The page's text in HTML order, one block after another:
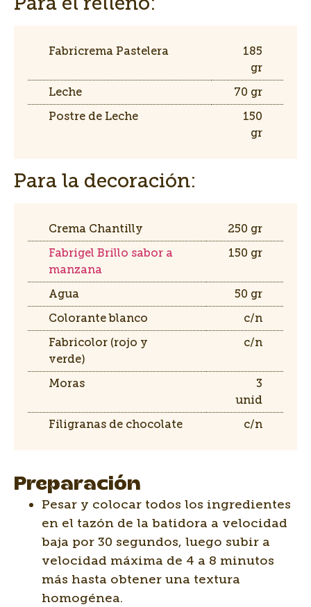
Fabricrema Pastelera
185
gr
Leche
70 gr
Postre de Leche
150
gr
Para la decoración:
Crema Chantilly
250 gr
Fabrigel Brillo sabor a
manzana
150 gr
Agua
50 gr
Colorante blanco
c/n
Fabricolor (rojo y
verde)
c/n
Moras
3
unid
Filigranas de chocolate
c/n
Preparación
Pesar y colocar todos los ingredientes
en el tazón de la batidora a velocidad
baja por 30 segundos, luego subir a
velocidad máxima de 4 a 8 minutos
más hasta obtener una textura
homogénea.